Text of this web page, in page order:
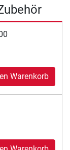
Warenkorb